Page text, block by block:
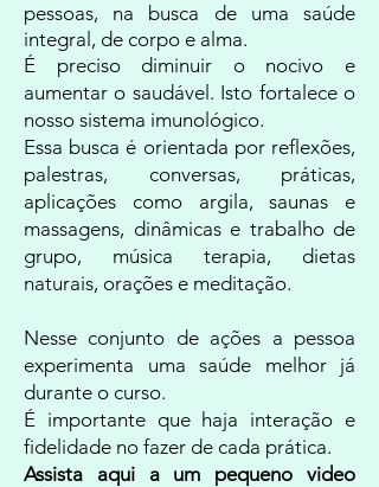
pessoas, na busca de uma saúde
integral, de corpo e alma.
É preciso diminuir o nocivo e
aumentar o saudável. Isto fortalece o
nosso sistema imunológico.
Essa busca é orientada por reflexões,
palestras, conversas, práticas,
aplicações como argila, saunas e
massagens, dinâmicas e trabalho de
grupo, música terapia, dietas
naturais, orações e meditação.
Nesse conjunto de ações a pessoa
experimenta uma saúde melhor já
durante o curso.
É importante que haja interação e
fidelidade no fazer de cada prática.
Assista aqui a um pequeno video